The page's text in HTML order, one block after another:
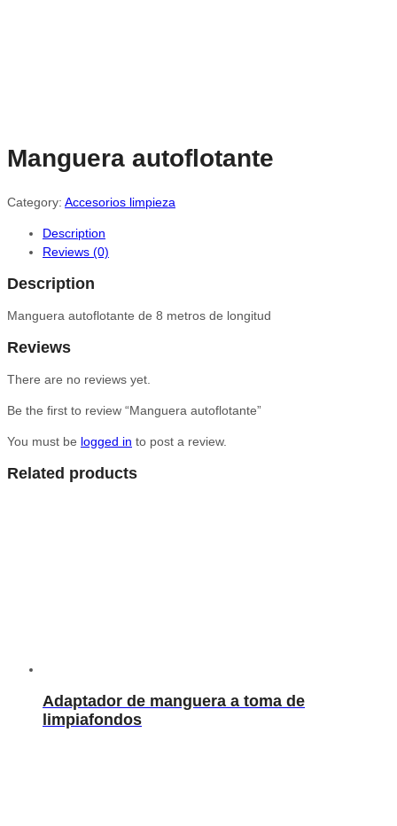
Manguera autoflotante
Category: Accesorios limpieza
Description
Reviews (0)
Description
Manguera autoflotante de 8 metros de longitud
Reviews
There are no reviews yet.
Be the first to review “Manguera autoflotante”
You must be logged in to post a review.
Related products
Adaptador de manguera a toma de
limpiafondos